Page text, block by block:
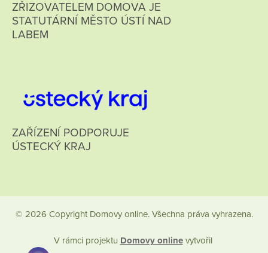
ZŘIZOVATELEM DOMOVA JE
STATUTÁRNÍ MĚSTO ÚSTÍ NAD
LABEM
ZAŘÍZENÍ PODPORUJE
ÚSTECKÝ KRAJ
© 2026 Copyright Domovy online. Všechna práva vyhrazena.
V rámci projektu Domovy onlinevytvořil